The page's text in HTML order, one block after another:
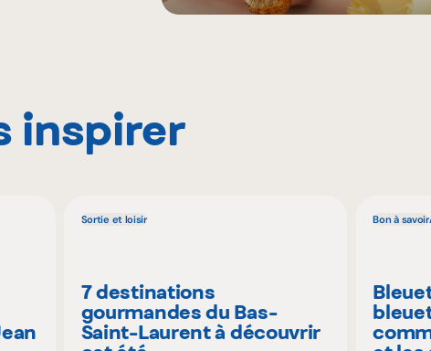
inspirer
Sortie et loisir
7 destinations
gourmandes du Bas-
Saint-Laurent à découvrir
Bon à savoir